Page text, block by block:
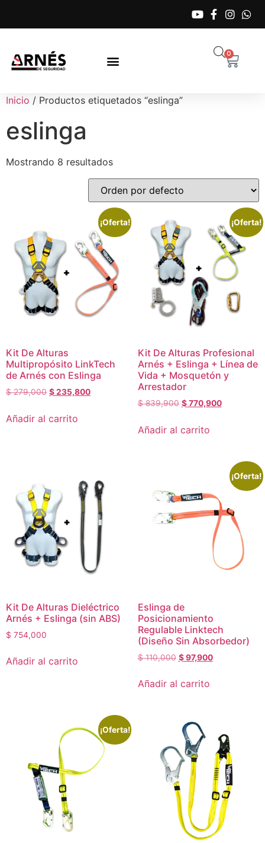
0
Inicio / Productos etiquetados “eslinga”
eslinga
Mostrando 8 resultados
¡Oferta!
Kit De Alturas
Multipropósito LinkTech
de Arnés con Eslinga
$279,000 $235,800
Añadir al carrito
¡Oferta!
Kit De Alturas Profesional
Arnés + Eslinga + Línea de
Vida + Mosquetón y
Arrestador
$839,900 $770,900
Añadir al carrito
Kit De Alturas Dieléctrico
Arnés + Eslinga (sin ABS)
$ 754,000
Añadir al carrito
¡Oferta!
Eslinga de
Posicionamiento
Regulable Linktech
(Diseño Sin Absorbedor)
$110,000 $97,900
Añadir al carrito
¡Oferta!